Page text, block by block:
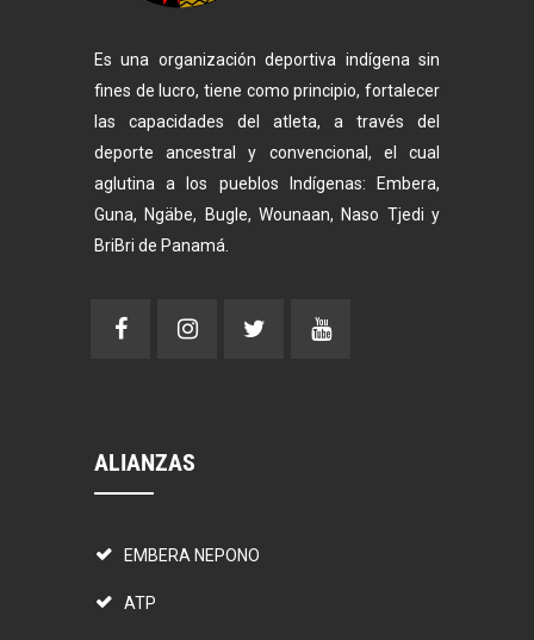
Es una organización deportiva indígena sin
fines de lucro, tiene como principio, fortalecer
las capacidades del atleta, a través del
deporte ancestral y convencional, el cual
aglutina a los pueblos Indígenas: Embera,
Guna, Ngäbe, Bugle, Wounaan, Naso Tjedi y
BriBri de Panamá.
ALIANZAS
EMBERA NEPONO
ATP